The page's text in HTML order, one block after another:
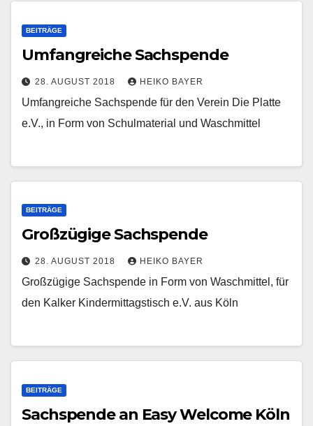
BEITRÄGE
Umfangreiche Sachspende
28. AUGUST 2018 HEIKO BAYER
Umfangreiche Sachspende für den Verein Die Platte
e.V., in Form von Schulmaterial und Waschmittel
BEITRÄGE
Großzügige Sachspende
28. AUGUST 2018 HEIKO BAYER
Großzügige Sachspende in Form von Waschmittel, für
den Kalker Kindermittagstisch e.V. aus Köln
BEITRÄGE
Sachspende an Easy Welcome Köln